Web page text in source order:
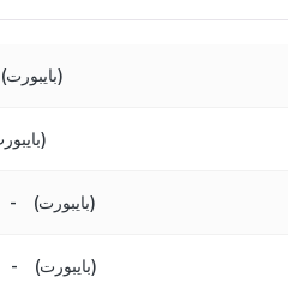
(بايبورت)
(بايبورت)
- (بايبورت)
- (بايبورت)